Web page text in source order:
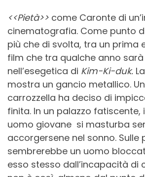
<<Pietà>> come Caronte di
cinematografia. Come punto
più che di svolta, tra un prima
film che tra qualche anno
nell’esegetica di Kim-Ki-duk.
mostra un gancio metallico.
carrozzella ha deciso di
finita. In un palazzo fatiscente,
uomo giovane si masturba
accorgersene nel sonno. Sulle
sembrerebbe un uomo
esso stesso dall’incapacità di